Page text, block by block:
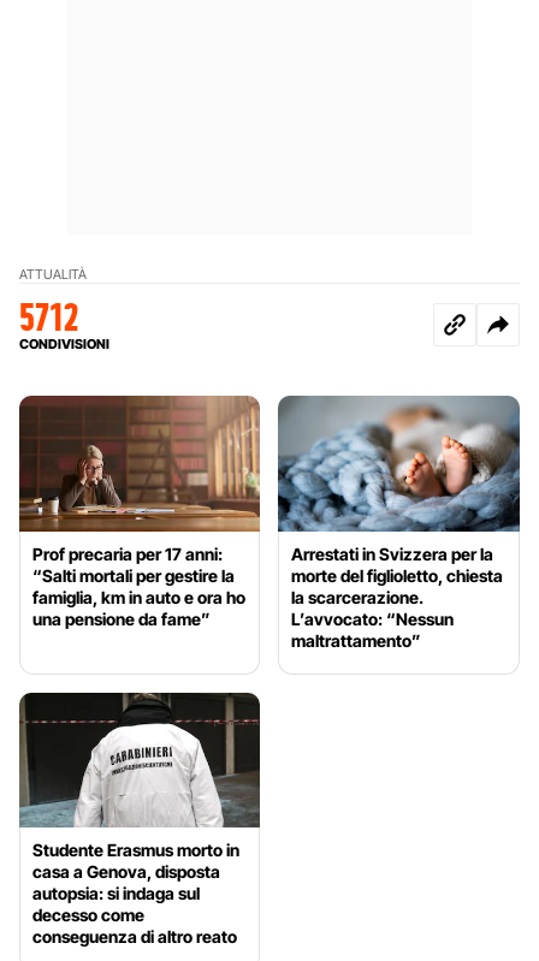
ATTUALITÀ
5712
CONDIVISIONI
Prof precaria per 17 anni:
“Salti mortali per gestire la
famiglia, km in auto e ora ho
una pensione da fame”
Arrestati in Svizzera per la
morte del figlioletto, chiesta
la scarcerazione.
L’avvocato: “Nessun
maltrattamento”
Studente Erasmus morto in
casa a Genova, disposta
autopsia: si indaga sul
decesso come
conseguenza di altro reato